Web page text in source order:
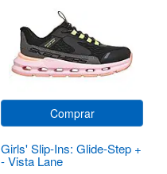
Comprar
Girls' Slip-Ins: Glide-Step +
- Vista Lane